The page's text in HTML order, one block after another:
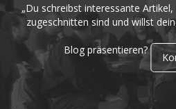
„Du schreibst interessante
zugeschnitten sind und willst
Blog präsentieren?